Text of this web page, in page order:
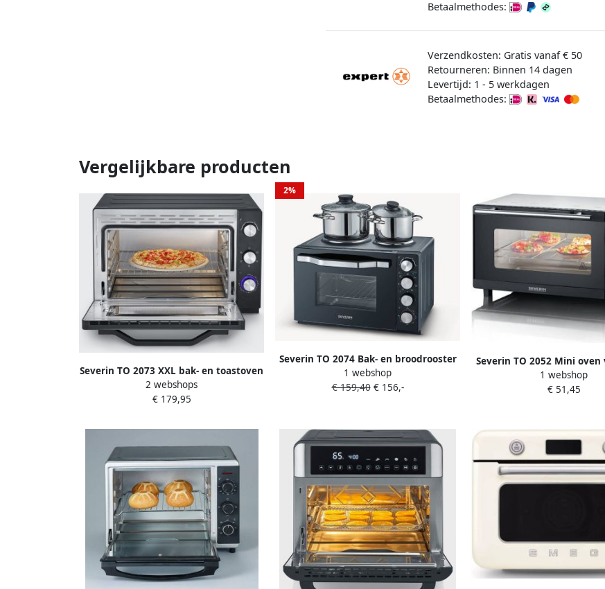
Betaalmethodes:
Verzendkosten: Gratis vanaf € 50
Retourneren: Binnen 14 dagen
Levertijd: 1 - 5 werkdagen
Betaalmethodes:
Vergelijkbare producten
Severin TO 2073 XXL bak- en toastoven
60 liter 2200 Watt
2 webshops
€ 179,95
2%
Severin TO 2074 Bak- en broodrooster
oven met kookplaten Zwart
1 webshop
€ 159,40€ 156,-
Severin TO 2052 Mini
hetelucht zwart
1 webshop
€ 51,45